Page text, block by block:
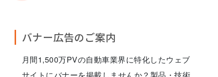
バナー広告のご案内
月間1,500万PVの自動車業界に特化したウェブ